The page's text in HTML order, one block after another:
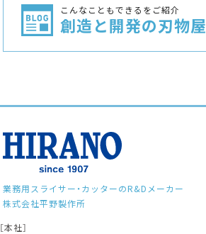
こんなこともできるをご紹介
創造と開発の刃物屋
業務用スライサー・カッターのR&Dメーカー
株式会社平野製作所
［本社］